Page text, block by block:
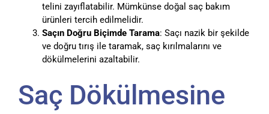
telini zayıflatabilir. Mümkünse doğal saç bakım
ürünleri tercih edilmelidir.
Saçın Doğru Biçimde Tarama: Saçı nazik bir şekilde
ve doğru tırış ile taramak, saç kırılmalarını ve
dökülmelerini azaltabilir.
Saç Dökülmesine